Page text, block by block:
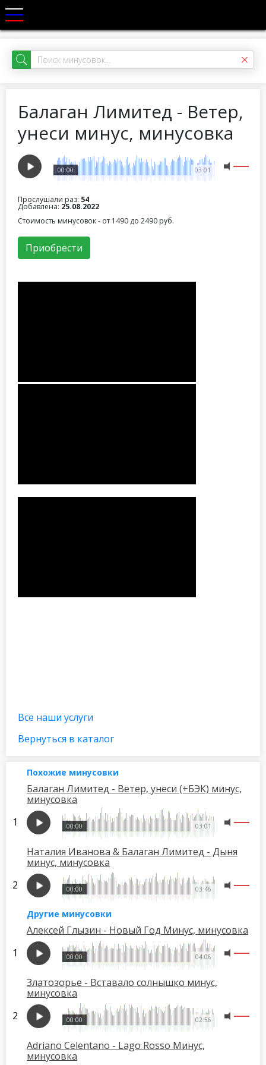
Балаган Лимитед - Ветер,
унеси минус, минусовка
03:01
00:00
Прослушали раз: 54
Добавлена: 25.08.2022
Стоимость минусовок - от 1490 до 2490 руб.
Приобрести
Все наши услуги
Вернуться в каталог
Похожие минусовки
Балаган Лимитед - Ветер, унеси (+БЭК) минус,
минусовка
03:01
00:00
Наталия Иванова & Балаган Лимитед - Дыня
минус, минусовка
03:46
00:00
Другие минусовки
Алексей Глызин - Новый Год Минус, минусовка
04:06
00:00
Златозорье - Вставало солнышко минус,
минусовка
02:56
00:00
Adriano Celentano - Lago Rosso Минус,
минусовка